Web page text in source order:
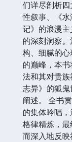
们详尽剖析
性叙事、《
记》的浪漫
的深刻洞察
构、细腻的
的巅峰，本
法和其对贵
志异》的狐
阐述。 全书
的集体吟唱
格律精炼，
而深入地反映